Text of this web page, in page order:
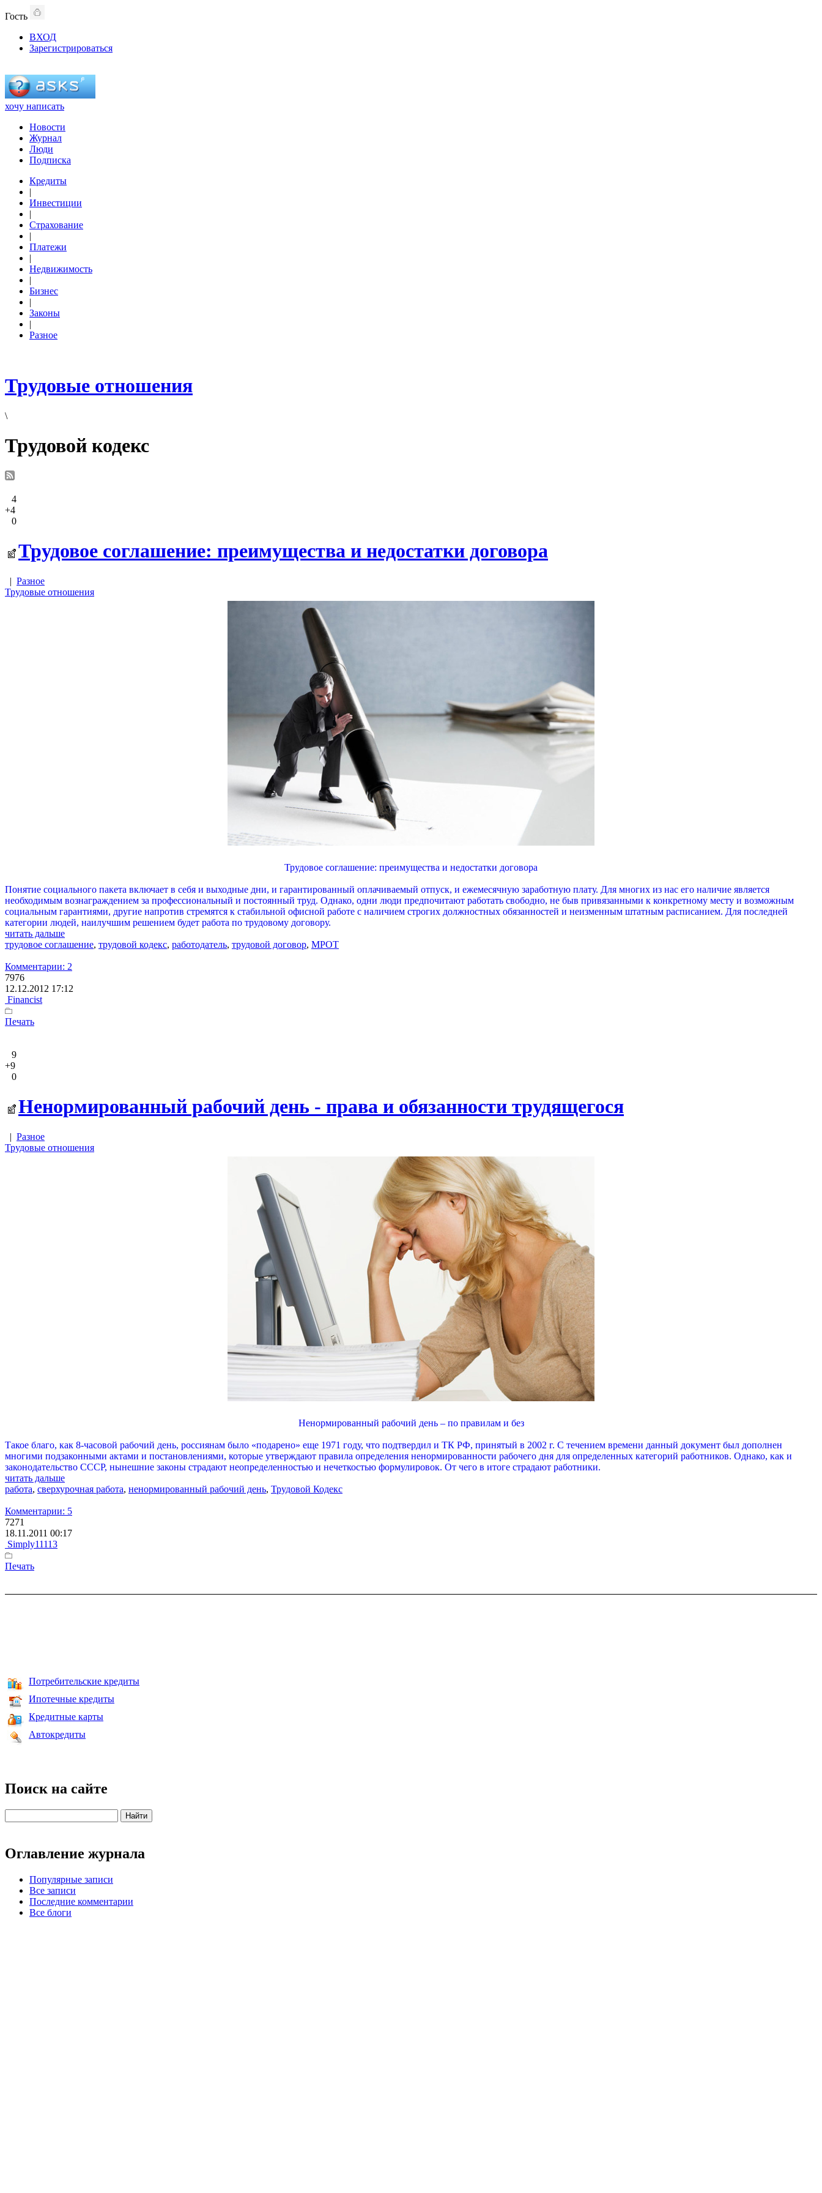
Гость
ВХОД
Зарегистрироваться
хочу написать
Новости
Журнал
Люди
Подписка
Кредиты
|
Инвестиции
|
Страхование
|
Платежи
|
Недвижимость
|
Бизнес
|
Законы
|
Разное
Трудовые отношения
\
Трудовой кодекс
4
+4
0
Трудовое соглашение: преимущества и недостатки договора
| Разное
Трудовые отношения
Трудовое соглашение: преимущества и недостатки договора
Понятие социального пакета включает в себя и выходные дни, и гарантированный оплачиваемый отпуск, и ежемесячную заработную плату. Для многих из нас его наличие является
необходимым вознаграждением за профессиональный и постоянный труд. Однако, одни люди предпочитают работать свободно, не быв привязанными к конкретному месту и возможным
социальным гарантиями, другие напротив стремятся к стабильной офисной работе с наличием строгих должностных обязанностей и неизменным штатным расписанием. Для последней
категории людей, наилучшим решением будет работа по трудовому договору.
читать дальше
трудовое соглашение, трудовой кодекс, работодатель, трудовой договор, МРОТ
Комментарии: 2
7976
12.12.2012 17:12
Financist
Печать
9
+9
0
Ненормированный рабочий день - права и обязанности трудящегося
| Разное
Трудовые отношения
Ненормированный рабочий день – по правилам и без
Такое благо, как 8-часовой рабочий день, россиянам было «подарено» еще 1971 году, что подтвердил и ТК РФ, принятый в 2002 г. С течением времени данный документ был дополнен
многими подзаконными актами и постановлениями, которые утверждают правила определения ненормированности рабочего дня для определенных категорий работников. Однако, как и
законодательство СССР, нынешние законы страдают неопределенностью и нечеткостью формулировок. От чего в итоге страдают работники.
читать дальше
работа, сверхурочная работа, ненормированный рабочий день, Трудовой Кодекс
Комментарии: 5
7271
18.11.2011 00:17
Simply11113
Печать
Потребительские кредиты
Ипотечные кредиты
Кредитные карты
Автокредиты
Поиск на сайте
Оглавление журнала
Популярные записи
Все записи
Последние комментарии
Все блоги